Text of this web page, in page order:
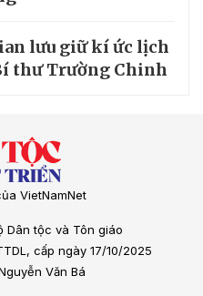
lưu giữ kí ức lịch
thư Trường Chinh
VietNamNet
Dân tộc và Tôn giáo
cấp ngày 17/10/2025
Văn Bá